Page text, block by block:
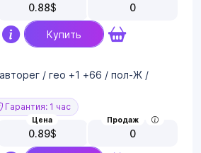
0.88$ 0
Купить
/ гео +1 +66 / пол-Ж /
Гарантия: 1 час
Цена
0.89$
Продаж
0